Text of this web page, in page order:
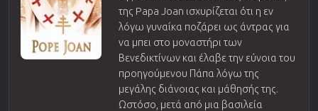
της Papa Joan ισχυρίζεται ότι η εν
λόγω γυναίκα ποζάρει ως άντρας για
να μπει στο μοναστήρι των
Βενεδικτίνων και έλαβε την εύνοια του
προηγούμενου Πάπα λόγω της
μεγάλης διάνοιας και μάθησής της.
Ωστόσο, μετά από μια βασιλεία